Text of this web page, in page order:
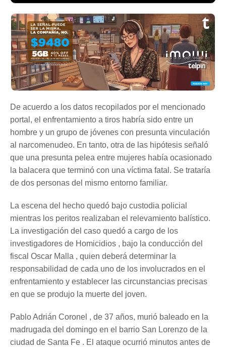
De acuerdo a los datos recopilados por el mencionado
portal, el enfrentamiento a tiros habría sido entre un
hombre y un grupo de jóvenes con presunta vinculación
al narcomenudeo. En tanto, otra de las hipótesis señaló
que una presunta pelea entre mujeres había ocasionado
la balacera que terminó con una víctima fatal. Se trataría
de dos personas del mismo entorno familiar.
La escena del hecho quedó bajo custodia policial
mientras los peritos realizaban el relevamiento balístico.
La investigación del caso quedó a cargo de los
investigadores de Homicidios , bajo la conducción del
fiscal Oscar Malla , quien deberá determinar la
responsabilidad de cada uno de los involucrados en el
enfrentamiento y establecer las circunstancias precisas
en que se produjo la muerte del joven.
Pablo Adrián Coronel , de 37 años, murió baleado en la
madrugada del domingo en el barrio San Lorenzo de la
ciudad de Santa Fe . El ataque ocurrió minutos antes de